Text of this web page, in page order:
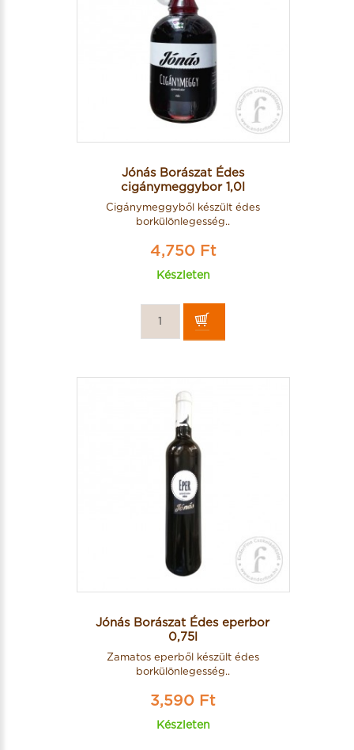
Jónás Borászat Édes
cigánymeggybor 1,0l
Cigánymeggyből készült édes
borkülönlegesség..
4,750 Ft
Készleten
Jónás Borászat Édes eperbor
0,75l
Zamatos eperből készült édes
borkülönlegesség..
3,590 Ft
Készleten